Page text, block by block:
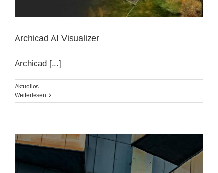
Archicad AI Visualizer
Archicad [...]
Aktuelles
Weiterlesen